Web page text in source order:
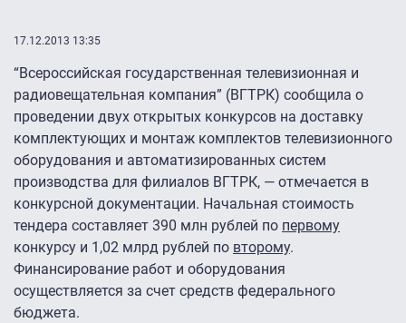
17.12.2013 13:35
“Всероссийская государственная телевизионная и
радиовещательная компания” (ВГТРК) сообщила о
проведении двух открытых конкурсов на доставку
комплектующих и монтаж комплектов телевизионного
оборудования и автоматизированных систем
производства для филиалов ВГТРК, — отмечается в
конкурсной документации. Начальная стоимость
тендера составляет 390 млн рублей по первому
конкурсу и 1,02 млрд рублей по второму.
Финансирование работ и оборудования
осуществляется за счет средств федерального
бюджета.